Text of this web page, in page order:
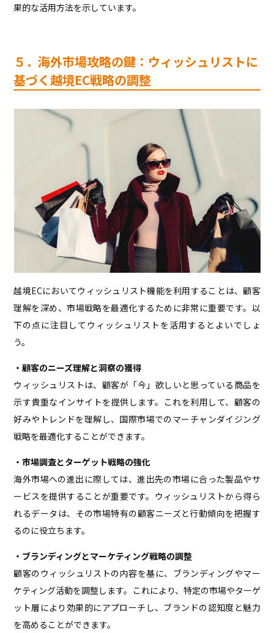
果的な活用方法を示しています。
５．海外市場攻略の鍵：ウィッシュリストに
基づく越境EC戦略の調整
越境ECにおいてウィッシュリスト機能を利用することは、顧客
理解を深め、市場戦略を最適化するために非常に重要です。以
下の点に注目してウィッシュリストを活用するとよいでしょ
う。
・顧客のニーズ理解と洞察の獲得
ウィッシュリストは、顧客が「今」欲しいと思っている商品を
示す貴重なインサイトを提供します。これを利用して、顧客の
好みやトレンドを理解し、国際市場でのマーチャンダイジング
戦略を最適化することができます。
・市場調査とターゲット戦略の強化
海外市場への進出に際しては、進出先の市場に合った製品やサ
ービスを提供することが重要です。ウィッシュリストから得ら
れるデータは、その市場特有の顧客ニーズと行動傾向を把握す
るのに役立ちます。
・ブランディングとマーケティング戦略の調整
顧客のウィッシュリストの内容を基に、ブランディングやマー
ケティング活動を調整します。これにより、特定の市場やターゲ
ット層により効果的にアプローチし、ブランドの認知度と魅力
を高めることができます。